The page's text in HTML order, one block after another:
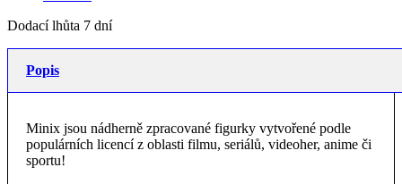
Dodací lhůta 7 dní
Popis
Minix jsou nádherně zpracované figurky vytvořené podle
populárních licencí z oblasti filmu, seriálů, videoher, anime či
sportu!